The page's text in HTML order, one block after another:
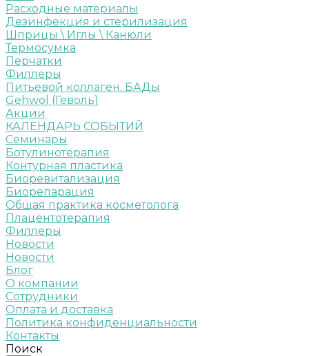
Расходные материалы
Дезинфекция и стерилизация
Шприцы \ Иглы \ Канюли
Термосумка
Перчатки
Филлеры
Питьевой коллаген. БАДы
Gehwol (Геволь)
Акции
КАЛЕНДАРЬ СОБЫТИЙ
Семинары
Ботулинотерапия
Контурная пластика
Биоревитализация
Биорепарация
Общая практика косметолога
Плацентотерапия
Филлеры
Новости
Новости
Блог
О компании
Сотрудники
Оплата и доставка
Политика конфиденциальности
Контакты
Поиск